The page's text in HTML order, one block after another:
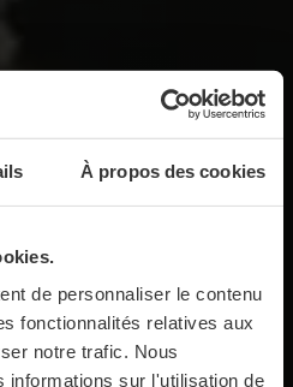
À propos des cookies
de personnaliser le contenu
fonctionnalités relatives aux
notre trafic. Nous
informations sur l'utilisation de